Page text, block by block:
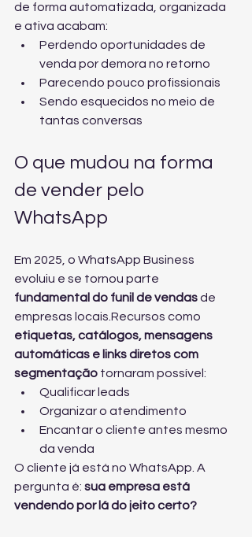
de forma automatizada, organizada
e ativa acabam:
Perdendo oportunidades de
venda por demora no retorno
Parecendo pouco profissionais
Sendo esquecidos no meio de
tantas conversas
O que mudou na forma
de vender pelo
WhatsApp
Em 2025, o WhatsApp Business
evoluiu e se tornou parte
fundamental do funil de vendas de
empresas locais.Recursos como
etiquetas, catálogos, mensagens
automáticas e links diretos com
segmentação tornaram possível:
Qualificar leads
Organizar o atendimento
Encantar o cliente antes mesmo
da venda
O cliente já está no WhatsApp. A
pergunta é: sua empresa está
vendendo por lá do jeito certo?